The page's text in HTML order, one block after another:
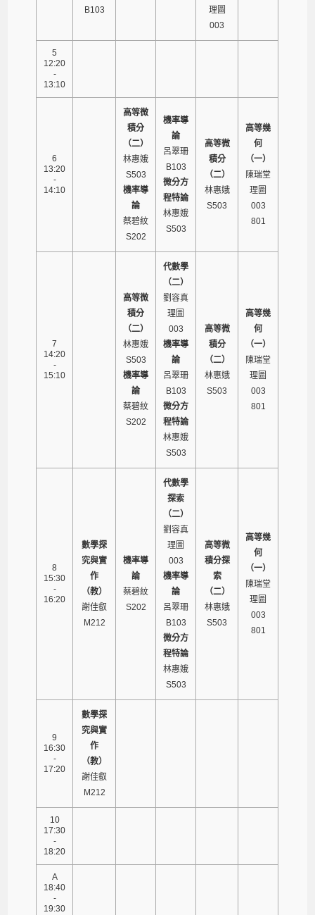
B103
理圖
003
5
12:20
-
13:10
6
13:20
-
14:10
高等微
積分
（二）
林惠娥
S503
機率導
論
蔡碧紋
S202
機率導
論
呂翠珊
B103
微分方
程特論
林惠娥
S503
高等微
積分
（二）
林惠娥
S503
高等幾
何
（一）
陳瑞堂
理圖
003
801
7
14:20
-
15:10
高等微
積分
（二）
林惠娥
S503
機率導
論
蔡碧紋
S202
代數學
（二）
劉容真
理圖
003
機率導
論
呂翠珊
B103
微分方
程特論
林惠娥
S503
高等微
積分
（二）
林惠娥
S503
高等幾
何
（一）
陳瑞堂
理圖
003
801
8
15:30
-
16:20
數學探
究與實
作
（教）
謝佳叡
M212
機率導
論
蔡碧紋
S202
代數學
探索
（二）
劉容真
理圖
003
機率導
論
呂翠珊
B103
微分方
程特論
林惠娥
S503
高等微
積分探
索
（二）
林惠娥
S503
高等幾
何
（一）
陳瑞堂
理圖
003
801
9
16:30
-
17:20
數學探
究與實
作
（教）
謝佳叡
M212
10
17:30
-
18:20
A
18:40
-
19:30